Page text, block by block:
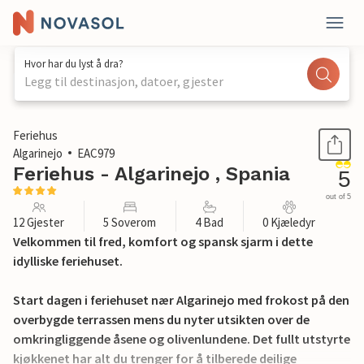
Hvor har du lyst å dra?
Legg til destinasjon, datoer, gjester
1 / 37
Feriehus
Algarinejo
EAC979
Feriehus - Algarinejo , Spania 5
out of 5
12 Gjester 5 Soverom 4 Bad 0 Kjæledyr
Velkommen til fred, komfort og spansk sjarm i dette
idylliske feriehuset.
Start dagen i feriehuset nær Algarinejo med frokost på den
overbygde terrassen mens du nyter utsikten over de
omkringliggende åsene og olivenlundene. Det fullt utstyrte
kjøkkenet har alt du trenger for å tilberede deilige